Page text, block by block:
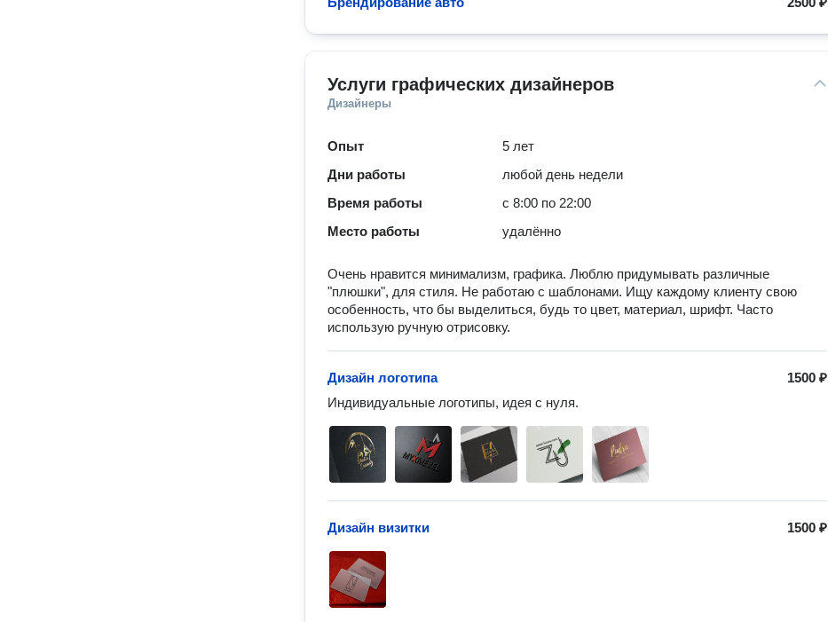
Услуги графических дизайнеров
Дизайнеры
Опыт
5 лет
Дни работы
любой день недели
Время работы
с 8:00 по 22:00
Место работы
удалённо
Очень нравится минимализм, графика. Люблю придумывать различные
"плюшки", для стиля. Не работаю с шаблонами. Ищу каждому клиенту свою
особенность, что бы выделиться, будь то цвет, материал, шрифт. Часто
использую ручную отрисовку.
1500 ₽
Дизайн логотипа
Индивидуальные логотипы, идея с нуля.
1500 ₽
Дизайн визитки